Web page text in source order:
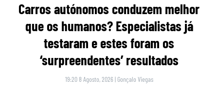
Carros autónomos conduzem melhor
que os humanos? Especialistas já
testaram e estes foram os
‘surpreendentes’ resultados
19:20 8 Agosto, 2026 | Gonçalo Viegas